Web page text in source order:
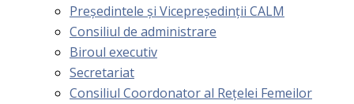
Președintele și Vicepreședinții CALM
Consiliul de administrare
Biroul executiv
Secretariat
Consiliul Coordonator al Rețelei Femeilor